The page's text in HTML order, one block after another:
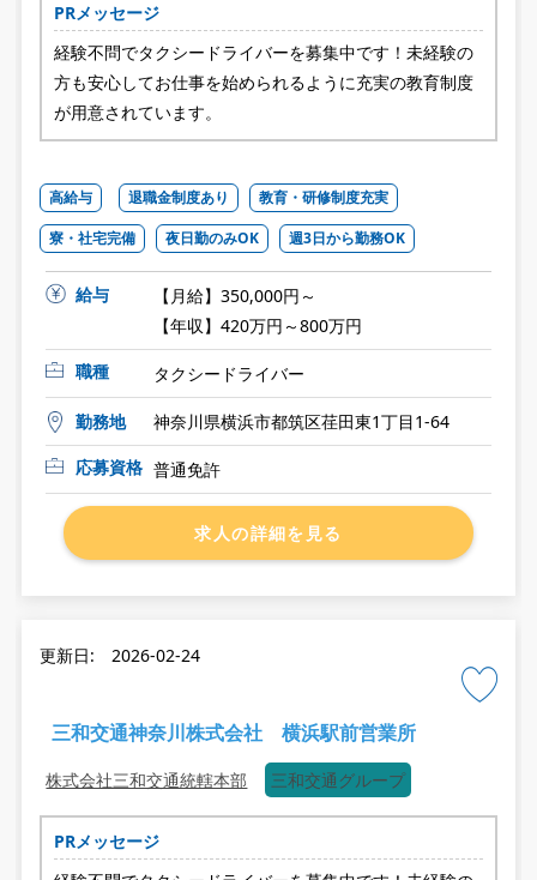
PRメッセージ
経験不問でタクシードライバーを募集中です！未経験の
方も安心してお仕事を始められるように充実の教育制度
が用意されています。
高給与 退職金制度あり
教育・研修制度充実
寮・社宅完備
夜日勤のみOK 週3日から勤務OK
給与
【月給】350,000円～
【年収】420万円～800万円
職種
タクシードライバー
勤務地
神奈川県横浜市都筑区荏田東1丁目1-64
応募資格 普通免許
求人の詳細を見る
更新日: 2026-02-24
三和交通神奈川株式会社 横浜駅前営業所
株式会社三和交通統轄本部 三和交通グループ
PRメッセージ